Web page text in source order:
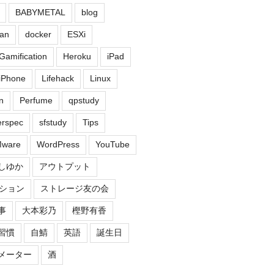
BABYMETAL blog
docker ESXi
Heroku iPad
Lifehack Linux
Perfume qpstudy
sfstudy Tips
WordPress YouTube
ゆか アウトプット
ョン ストレージ友の会
大本彩乃 樫野有香
慣 自鯖 英語 誕生日
ーター 酒